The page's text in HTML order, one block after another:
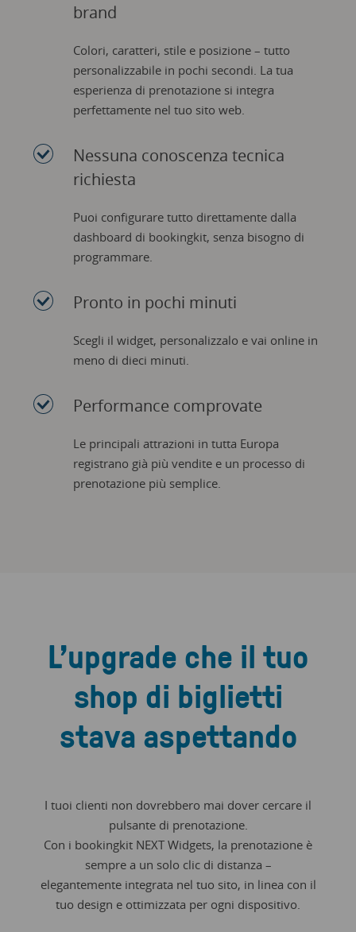
brand
Colori, caratteri, stile e posizione – tutto
personalizzabile in pochi secondi. La tua
esperienza di prenotazione si integra
perfettamente nel tuo sito web.
Nessuna conoscenza tecnica
richiesta
Puoi configurare tutto direttamente dalla
dashboard di bookingkit, senza bisogno di
programmare.
Pronto in pochi minuti
Scegli il widget, personalizzalo e vai online in
meno di dieci minuti.
Performance comprovate
Le principali attrazioni in tutta Europa
registrano già più vendite e un processo di
prenotazione più semplice.
L’upgrade che il tuo
shop di biglietti
stava aspettando
I tuoi clienti non dovrebbero mai dover cercare il
pulsante di prenotazione.
Con i bookingkit NEXT Widgets, la prenotazione è
sempre a un solo clic di distanza –
elegantemente integrata nel tuo sito, in linea con il
tuo design e ottimizzata per ogni dispositivo.